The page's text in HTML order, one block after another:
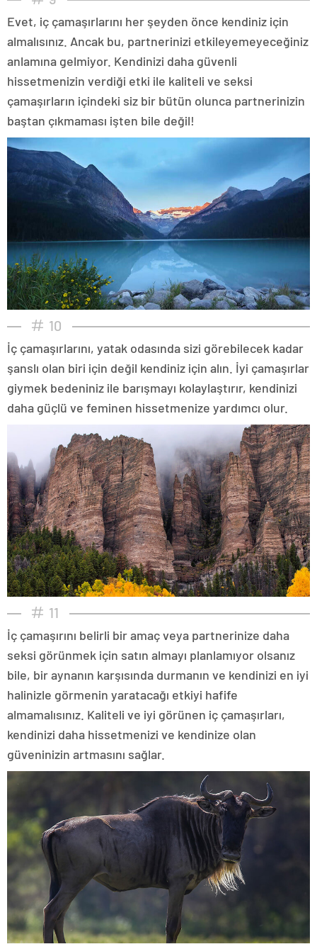
Evet, iç çamaşırlarını her şeyden önce kendiniz için
almalısınız. Ancak bu, partnerinizi etkileyemeyeceğiniz
anlamına gelmiyor. Kendinizi daha güvenli
hissetmenizin verdiği etki ile kaliteli ve seksi
çamaşırların içindeki siz bir bütün olunca partnerinizin
baştan çıkmaması işten bile değil!
10
İç çamaşırlarını, yatak odasında sizi görebilecek kadar
şanslı olan biri için değil kendiniz için alın. İyi çamaşırlar
giymek bedeniniz ile barışmayı kolaylaştırır, kendinizi
daha güçlü ve feminen hissetmenize yardımcı olur.
11
İç çamaşırını belirli bir amaç veya partnerinize daha
seksi görünmek için satın almayı planlamıyor olsanız
bile, bir aynanın karşısında durmanın ve kendinizi en iyi
halinizle görmenin yaratacağı etkiyi hafife
almamalısınız. Kaliteli ve iyi görünen iç çamaşırları,
kendinizi daha hissetmenizi ve kendinize olan
güveninizin artmasını sağlar.